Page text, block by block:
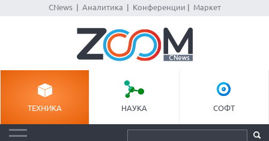
CNews| Аналитика Конференции Маркет
ТЕХНИКА НАУКА СОФТ